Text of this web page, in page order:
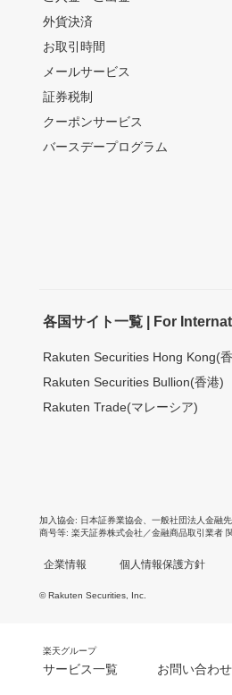
外貨決済
お取引時間
メールサービス
証券税制
クーポンサービス
バースデープログラム
各国サイト一覧 | For
Rakuten Securities Hong Kong(
Rakuten Securities Bullion(香港)
Rakuten Trade(マレーシア)
加入協会 日本証券業協会 一般社団法人金融
商号等 楽天証券株式会社／金融商品取引業者
企業情報 個人情報保護方針
© Rakuten Securities, Inc.
楽天グループ
サービス一覧 お問い合わ